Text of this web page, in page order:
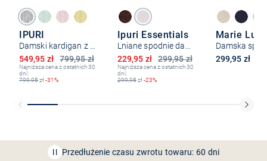
IPURI
799,95 zł
Obniżona cena
549,95 zł
Najniższa cena z ostatnich 30
dni:
799,95zł-31%
Ipuri Essentials
299,95 zł
Obniżona cena
229,95 zł
Najniższa cena z ostatnich 30
dni:
299,95zł-23%
Marie
299,95 zł
Przedłużenie czasu zwrotu towaru: 60 dni